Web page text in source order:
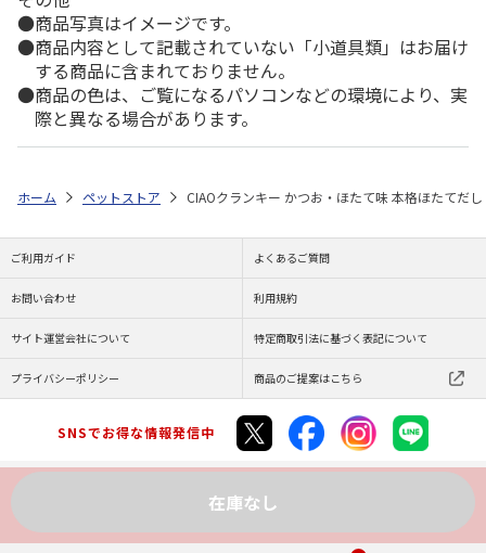
商品写真はイメージです。
商品内容として記載されていない「小道具類」はお届け
する商品に含まれておりません。
商品の色は、ご覧になるパソコンなどの環境により、実
際と異なる場合があります。
在庫なし
ホーム ペットストア CIAOクランキー かつお・ほたて味 本格ほたてだ
ご利用ガイド よくあるご質問
お問い合わせ 利用規約
サイト運営会社について 特定商取引法に基づく表記について
プライバシーポリシー 商品のご提案はこちら
SNSでお得な情報発信中